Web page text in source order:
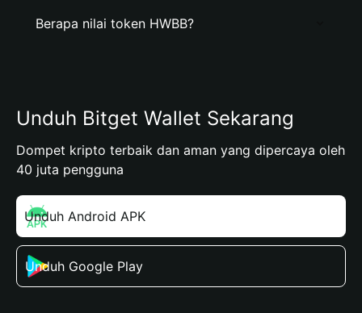
Berapa nilai token HWBB?
Unduh Bitget Wallet Sekarang
Dompet kripto terbaik dan aman yang dipercaya oleh
40 juta pengguna
Unduh Android APK
Unduh Google Play